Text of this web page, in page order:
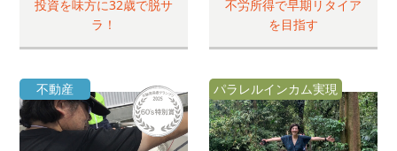
投資を味方に32歳で脱サ
ラ！
不労所得で早期リタイア
を目指す
不動産 パラレルインカム実現